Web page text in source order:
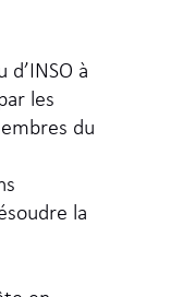
à
les
du
la